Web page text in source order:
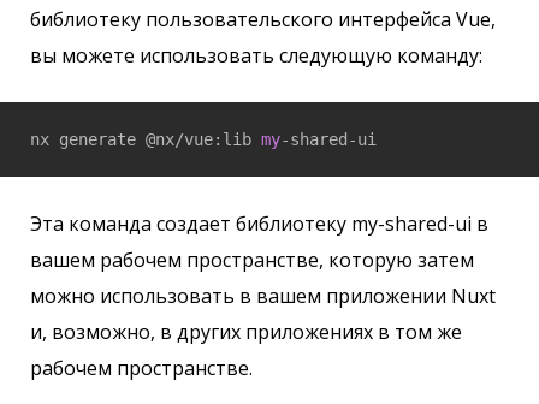
библиотеку пользовательского интерфейса Vue,
вы можете использовать следующую команду:
nx generate @nx/vue:lib my-shared-ui
Эта команда создает библиотеку my-shared-ui в
вашем рабочем пространстве, которую затем
можно использовать в вашем приложении Nuxt
и, возможно, в других приложениях в том же
рабочем пространстве.